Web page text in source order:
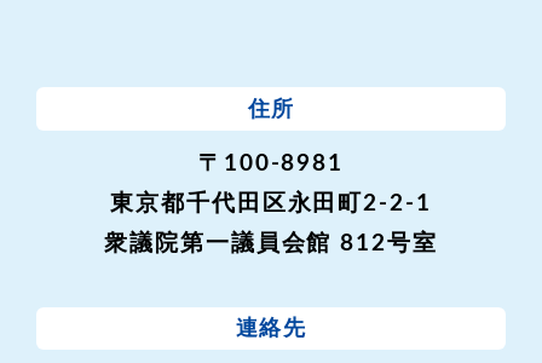
住所
〒100-8981
東京都千代田区永田町2-2-1
衆議院第一議員会館 812号室
連絡先